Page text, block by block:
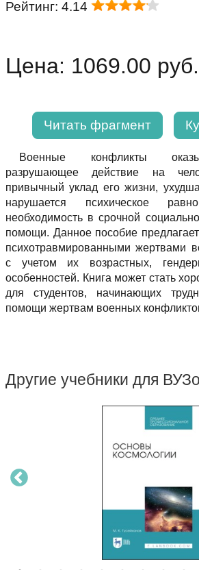
Рейтинг: 4.14
Цена: 1069.00 руб.
Читать фрагмент
Военные конфликты
разрушающее действие на
привычный уклад его жизни,
нарушается психическое
необходимость в срочной
помощи. Данное пособие
психотравмированными жертвами
с учетом их возрастных,
особенностей. Книга может стать
для студентов, начинающих
помощи жертвам военных
Другие учебники для